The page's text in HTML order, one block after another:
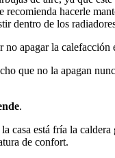
recomienda hacerle
dentro de los
no apagar la calefacción
que no la apagan
.
casa está fría la caldera
de confort.